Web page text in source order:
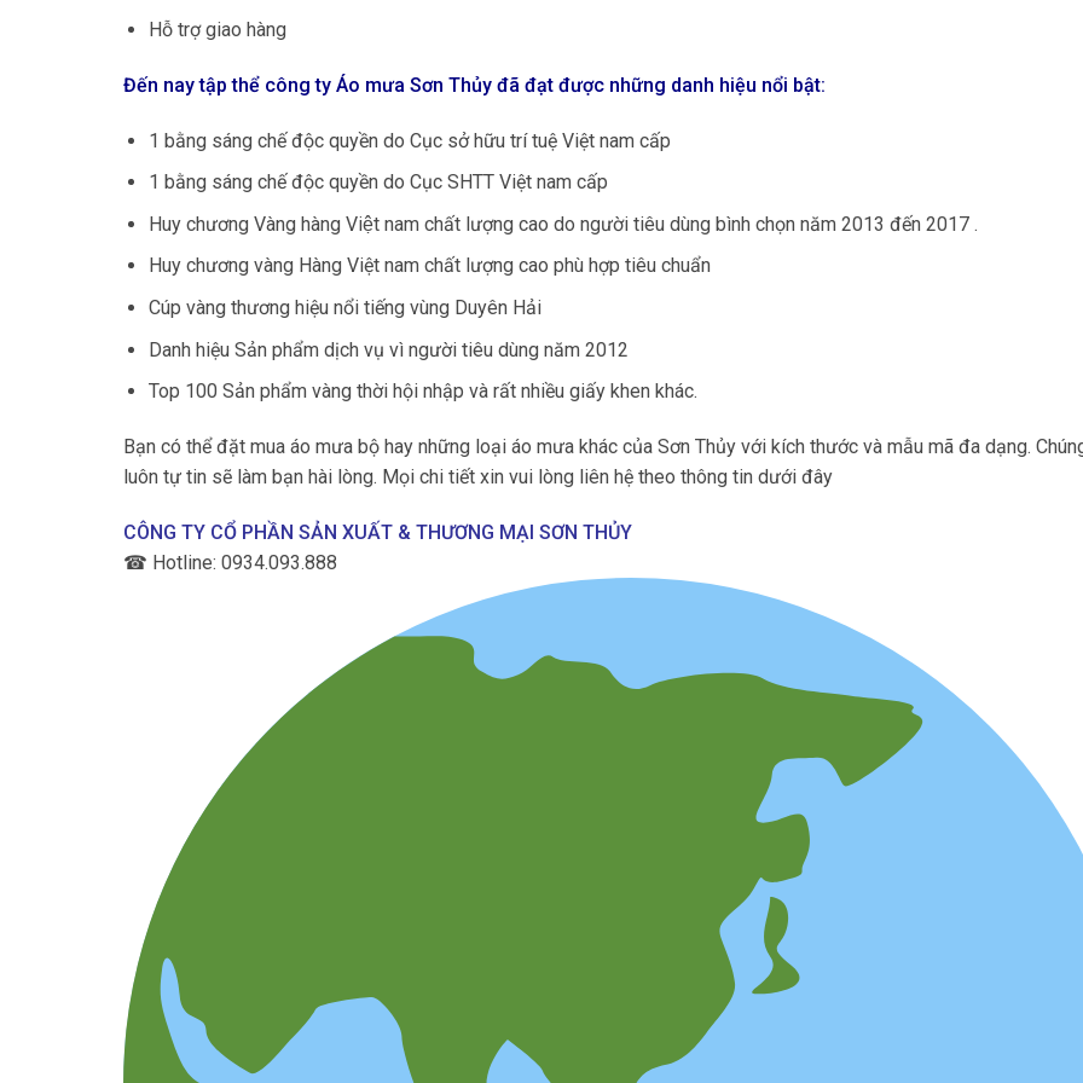
Hỗ trợ giao hàng
Đến nay tập thể công ty Áo mưa Sơn Thủy đã đạt được những danh hiệu nổi bật:
1 bằng sáng chế độc quyền do Cục sở hữu trí tuệ Việt nam cấp
1 bằng sáng chế độc quyền do Cục SHTT Việt nam cấp
Huy chương Vàng hàng Việt nam chất lượng cao do người tiêu dùng bình chọn năm 2013 đến 2017 .
Huy chương vàng Hàng Việt nam chất lượng cao phù hợp tiêu chuẩn
Cúp vàng thương hiệu nổi tiếng vùng Duyên Hải
Danh hiệu Sản phẩm dịch vụ vì người tiêu dùng năm 2012
Top 100 Sản phẩm vàng thời hội nhập và rất nhiều giấy khen khác.
Bạn có thể đặt mua áo mưa bộ hay những loại áo mưa khác của Sơn Thủy với kích thước và mẫu mã đa dạng.
luôn tự tin sẽ làm bạn hài lòng. Mọi chi tiết xin vui lòng liên hệ theo thông tin dưới đây
CÔNG TY CỔ PHẦN SẢN XUẤT & THƯƠNG MẠI SƠN THỦY
☎ Hotline: 0934.093.888